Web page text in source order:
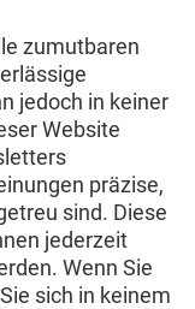
zumutbaren
jedoch in keiner
Website
präzise,
sind. Diese
jederzeit
Wenn Sie
sich in keinem